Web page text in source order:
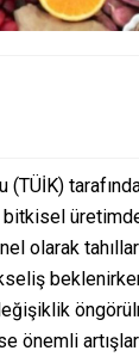
bitkisel
olarak
önemli